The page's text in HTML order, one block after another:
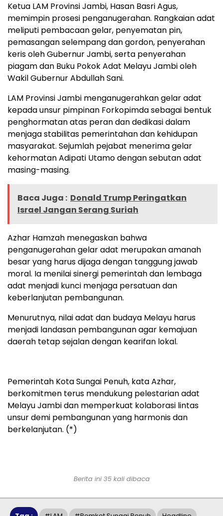
Ketua LAM Provinsi Jambi, Hasan Basri Agus,
memimpin prosesi penganugerahan. Rangkaian adat
meliputi pembacaan gelar, penyematan pin,
pemasangan selempang dan gordon, penyerahan
keris oleh Gubernur Jambi, serta penyerahan
piagam dan Buku Pokok Adat Melayu Jambi oleh
Wakil Gubernur Abdullah Sani.
LAM Provinsi Jambi menganugerahkan gelar adat
kepada unsur pimpinan Forkopimda sebagai bentuk
penghormatan atas peran dan dedikasi dalam
menjaga stabilitas pemerintahan dan kehidupan
masyarakat. Sejumlah pejabat menerima gelar
kehormatan Adipati Utamo dengan sebutan adat
masing-masing.
Baca Juga : Donald Trump Peringatkan
Israel Jangan Serang Suriah
Azhar Hamzah menegaskan bahwa
penganugerahan gelar adat merupakan amanah
besar yang harus dijaga dengan tanggung jawab
moral. Ia menilai sinergi pemerintah dan lembaga
adat menjadi kunci menjaga persatuan dan
keberlanjutan pembangunan.
Menurutnya, nilai adat dan budaya Melayu harus
menjadi landasan pembangunan agar kemajuan
daerah tetap sejalan dengan kearifan lokal.
Pemerintah Kota Sungai Penuh, kata Azhar,
berkomitmen terus mendukung pelestarian adat
Melayu Jambi dan memperkuat kolaborasi lintas
unsur demi pembangunan yang harmonis dan
berkelanjutan. (*)
Berita ini 35 kali dibaca